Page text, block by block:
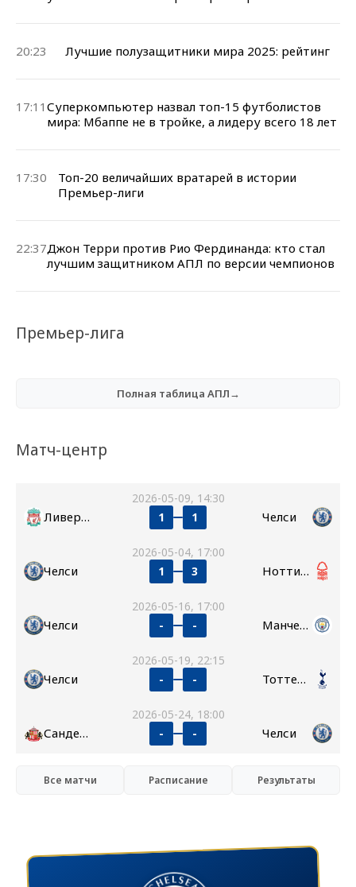
20:23 Лучшие полузащитники мира 2025: рейтинг
17:11 Суперкомпьютер назвал топ-15 футболистов
мира: Мбаппе не в тройке, а лидеру всего 18 лет
17:30
Топ-20 величайших вратарей в истории
Премьер-лиги
22:37Джон Терри против Рио Фердинанда: кто стал
лучшим защитником АПЛ по версии чемпионов
Премьер-лига
Полная таблица АПЛ→
Матч-центр
2026-05-09, 14:30
Ливерпуль 1 1 Челси
2026-05-04, 17:00
Челси 1 3 Ноттингем Форест
2026-05-16, 17:00
Челси - - Манчестер Сити
2026-05-19, 22:15
Челси - - Тоттенхэм
2026-05-24, 18:00
Сандерленд - - Челси
Все матчи Расписание Результаты